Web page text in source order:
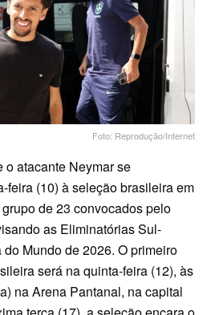
Foto: Reprodução/Internet
o atacante Neymar se
feira (10) à seleção brasileira em
de 23 convocados pelo
as Eliminatórias Sul-
Mundo de 2026. O primeiro
será na quinta-feira (12), às
na Arena Pantanal, na capital